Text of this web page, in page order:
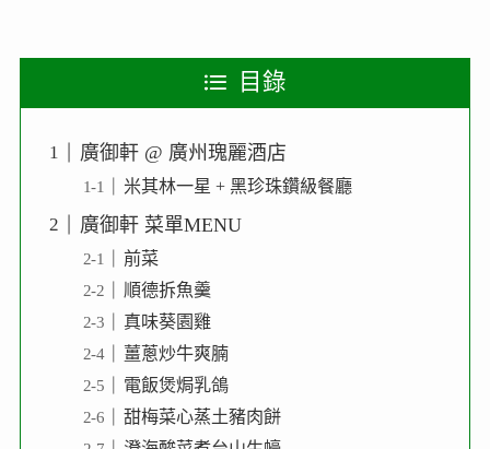
目錄
廣御軒 @ 廣州瑰麗酒店
米其林一星 + 黑珍珠鑽級餐廳
廣御軒 菜單MENU
前菜
順德拆魚羹
真味葵園雞
薑蔥炒牛爽腩
電飯煲焗乳鴿
甜梅菜心蒸土豬肉餅